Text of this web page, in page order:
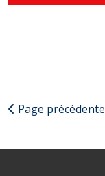
Page précédente